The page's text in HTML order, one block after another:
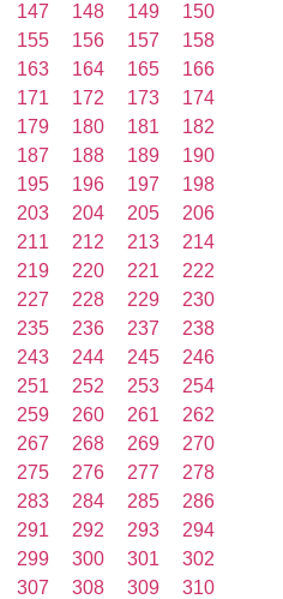
147 148 149
150
155 156 157
158
163 164 165
166
171 172 173
174
179 180 181
182
187 188 189
190
195 196 197
198
203 204 205
206
211 212 213
214
219 220 221
222
227 228 229
230
235 236 237
238
243 244 245
246
251 252 253
254
259 260 261
262
267 268 269
270
275 276 277
278
283 284 285
286
291 292 293
294
299 300 301
302
307 308 309
310